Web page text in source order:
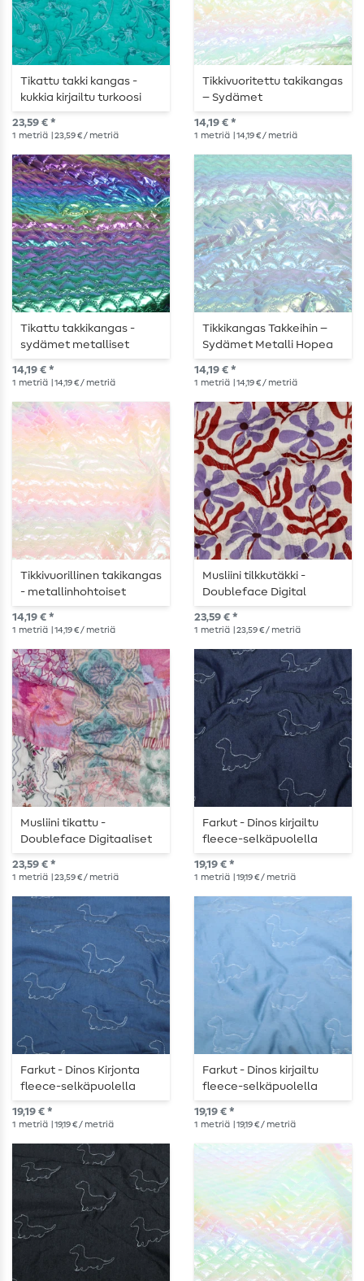
Tikattu takki kangas -
kukkia kirjailtu turkoosi
23,59 € *
1 metriä | 23,59 € / metriä
Tikkivuoritettu takikangas
– Sydämet
metallinhohtoinen
valkoinen
14,19 € *
1 metriä | 14,19 € / metriä
Tikattu takkikangas -
sydämet metalliset
sateenkaaren värit
14,19 € *
1 metriä | 14,19 € / metriä
Tikkikangas Takkeihin –
Sydämet Metalli Hopea
14,19 € *
1 metriä | 14,19 € / metriä
Tikkivuorillinen takikangas
- metallinhohtoiset
vaaleanpunaiset
sydämet
14,19 € *
1 metriä | 14,19 € / metriä
Musliini tilkkutäkki -
Doubleface Digital
Flowers Geo luonto
23,59 € *
1 metriä | 23,59 € / metriä
Musliini tikattu -
Doubleface Digitaaliset
kukat vaalean
vaaleanpunainen
23,59 € *
1 metriä | 23,59 € / metriä
Farkut - Dinos kirjailtu
fleece-selkäpuolella
tummansininen
tummansininen
19,19 € *
1 metriä | 19,19 € / metriä
Farkut - Dinos Kirjonta
fleece-selkäpuolella
Keskikokoinen sininen
19,19 € *
1 metriä | 19,19 € / metriä
Farkut - Dinos kirjailtu
fleece-selkäpuolella
vaaleansininen
vaaleansininen
19,19 € *
1 metriä | 19,19 € / metriä